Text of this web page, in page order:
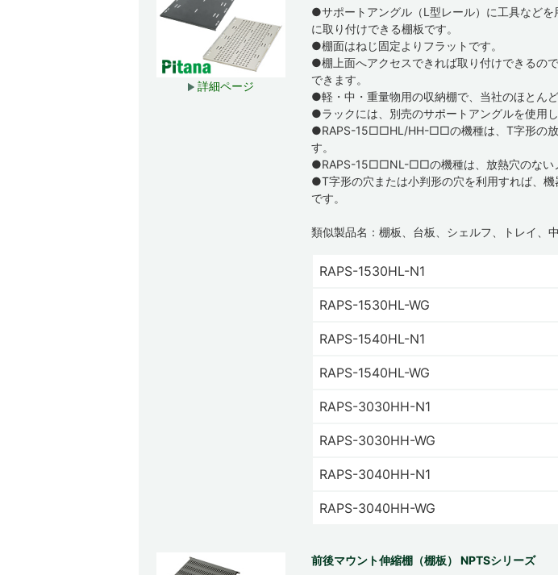
詳細ページ
●サポートアングル（L型レール）に工具など
に取り付けできる棚板です。
●棚面はねじ固定よりフラットです。
●棚上面へアクセスできれば取り付けできるの
できます。
●軽・中・重量物用の収納棚で、当社のほとん
●ラックには、別売のサポートアングルを使用し
●RAPS-15□□HL/HH-□□の機種は、T字形の放
す。
●RAPS-15□□NL-□□の機種は、放熱穴のない
●T字形の穴または小判形の穴を利用すれば、
です。
類似製品名：棚板、台板、シェルフ、トレイ、
RAPS-1530HL-N1
RAPS-1530HL-WG
RAPS-1540HL-N1
RAPS-1540HL-WG
RAPS-3030HH-N1
RAPS-3030HH-WG
RAPS-3040HH-N1
RAPS-3040HH-WG
前後マウント伸縮棚（棚板） NPTSシリーズ